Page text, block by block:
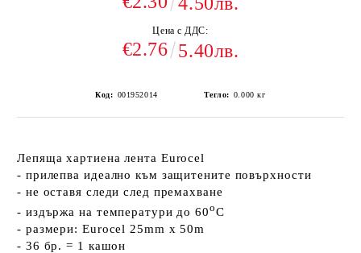
Цена с ДДС:
€2.76 5.40лв.
Код: 001952014 Тегло: 0.000 кг
Лепяща хартиена лента Eurocel
- прилепва идеално към защитените повърхности
- не оставя следи след премахване
- издържа на температури до 60оC
- размери: Eurocel 25mm x 50m
- 36 бр. = 1 кашон